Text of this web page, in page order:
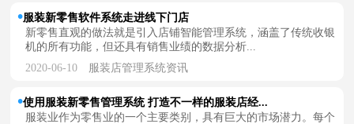
服装新零售软件系统走进线下门店
新零售直观的做法就是引入店铺智能管理系统，涵盖了传统收银
机的所有功能，但还具有销售业绩的数据分析...
2020-06-10 服装店管理系统资讯
使用服装新零售管理系统 打造不一样的服装店经...
服装业作为零售业的一个主要类别，具有巨大的市场潜力。每个